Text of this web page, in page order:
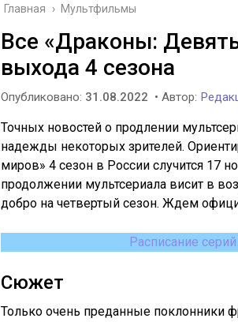
Главная › Мультфильмы
Все «Драконы:
выхода 4 сезона
Опубликовано: 31.08.2022 • Автор:
Точных новостей о продлении
надежды некоторых зрителей.
миров» 4 сезон в России случится 17
продолжении мультсериала висит в
добро на четвертый сезон. Ждем
Расписание серий
Сюжет
Только очень преданные поклонники